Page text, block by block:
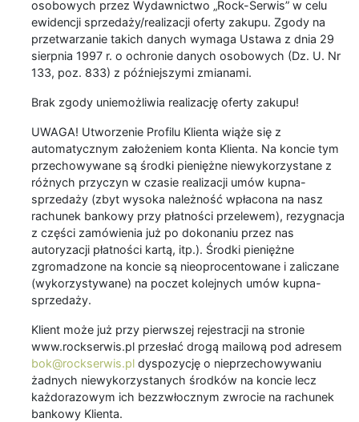
osobowych przez Wydawnictwo „Rock-Serwis” w celu
ewidencji sprzedaży/realizacji oferty zakupu. Zgody na
przetwarzanie takich danych wymaga Ustawa z dnia 29
sierpnia 1997 r. o ochronie danych osobowych (Dz. U. Nr
133, poz. 833) z późniejszymi zmianami.
Brak zgody uniemożliwia realizację oferty zakupu!
UWAGA! Utworzenie Profilu Klienta wiąże się z
automatycznym założeniem konta Klienta. Na koncie tym
przechowywane są środki pieniężne niewykorzystane z
różnych przyczyn w czasie realizacji umów kupna-
sprzedaży (zbyt wysoka należność wpłacona na nasz
rachunek bankowy przy płatności przelewem), rezygnacja
z części zamówienia już po dokonaniu przez nas
autoryzacji płatności kartą, itp.). Środki pieniężne
zgromadzone na koncie są nieoprocentowane i zaliczane
(wykorzystywane) na poczet kolejnych umów kupna-
sprzedaży.
Klient może już przy pierwszej rejestracji na stronie
www.rockserwis.pl przesłać drogą mailową pod adresem
bok@rockserwis.pl dyspozycję o nieprzechowywaniu
żadnych niewykorzystanych środków na koncie lecz
każdorazowym ich bezzwłocznym zwrocie na rachunek
bankowy Klienta.